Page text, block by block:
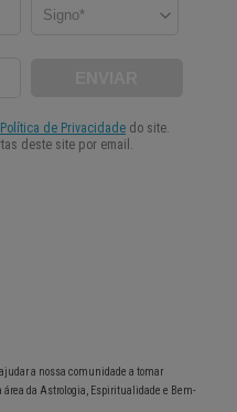
a nossa comunidade a tomar
da Astrologia, Espiritualidade e Bem-